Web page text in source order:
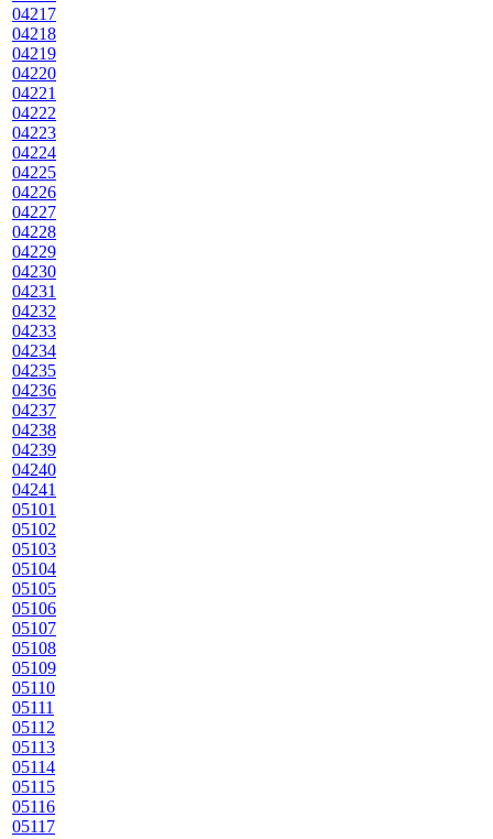
04217
04218
04219
04220
04221
04222
04223
04224
04225
04226
04227
04228
04229
04230
04231
04232
04233
04234
04235
04236
04237
04238
04239
04240
04241
05101
05102
05103
05104
05105
05106
05107
05108
05109
05110
05111
05112
05113
05114
05115
05116
05117